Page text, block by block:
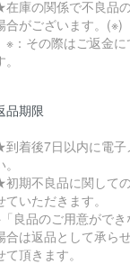
庫の関係で不良品
合がございます。(※)
※：その際はご返金に
品期限
着後7日以内に電子
期不良品に関して
ていただきます。
良品のご用意がで
合は返品として承ら
て頂きます。